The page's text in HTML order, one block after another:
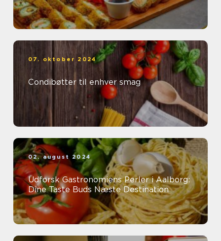
07. oktober 2024
Condibøtter til enhver smag
02. august 2024
Udforsk Gastronomiens Perler i Aalborg:
Dine Taste Buds Næste Destination